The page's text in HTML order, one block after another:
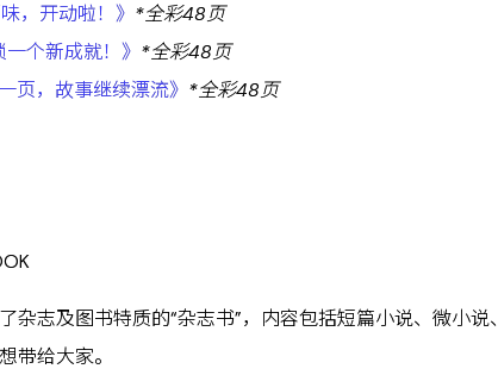
，开动啦！》 *全彩48页
一个新成就！》 *全彩48页
页，故事继续漂流》 *全彩48页
杂志及图书特质的“杂志书”，内容包括短篇小说、微小
带给大家。